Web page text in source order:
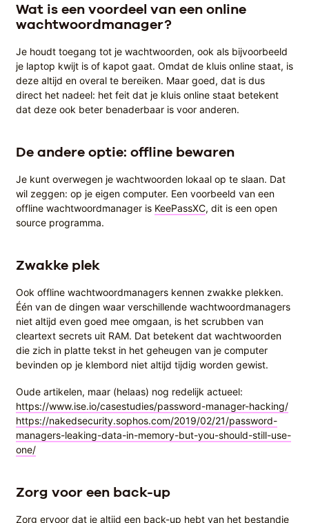
Wat is een voordeel van een online
wachtwoordmanager?
Je houdt toegang tot je wachtwoorden, ook als bijvoorbeeld
je laptop kwijt is of kapot gaat. Omdat de kluis online staat, is
deze altijd en overal te bereiken. Maar goed, dat is dus
direct het nadeel: het feit dat je kluis online staat betekent
dat deze ook beter benaderbaar is voor anderen.
De andere optie: offline bewaren
Je kunt overwegen je wachtwoorden lokaal op te slaan. Dat
wil zeggen: op je eigen computer. Een voorbeeld van een
offline wachtwoordmanager is KeePassXC, dit is een open
source programma.
Zwakke plek
Ook offline wachtwoordmanagers kennen zwakke plekken.
Één van de dingen waar verschillende wachtwoordmanagers
niet altijd even goed mee omgaan, is het scrubben van
cleartext secrets uit RAM. Dat betekent dat wachtwoorden
die zich in platte tekst in het geheugen van je computer
bevinden op je klembord niet altijd tijdig worden gewist.
Oude artikelen, maar (helaas) nog redelijk actueel:
https://www.ise.io/casestudies/password-manager-hacking/
https://nakedsecurity.sophos.com/2019/02/21/password-
managers-leaking-data-in-memory-but-you-should-still-use-
one/
Zorg voor een back-up
Zorg ervoor dat je altijd een back-up hebt van het bestandje